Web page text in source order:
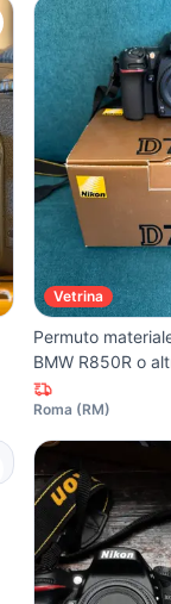
Vetrina
Permuto
BMW R850R o
Roma (RM)